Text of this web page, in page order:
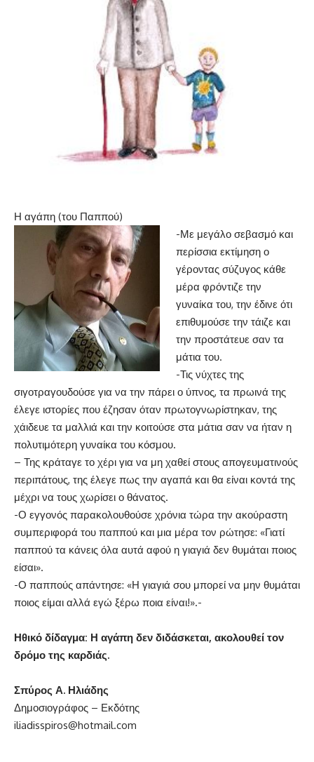
Η αγάπη (του Παππού)
-Με μεγάλο σεβασμό και
περίσσια εκτίμηση ο
γέροντας σύζυγος κάθε
μέρα φρόντιζε την
γυναίκα του, την έδινε ότι
επιθυμούσε την τάιζε και
την προστάτευε σαν τα
μάτια του.
-Τις νύχτες της
σιγοτραγουδούσε για να την πάρει ο ύπνος, τα πρωινά της
έλεγε ιστορίες που έζησαν όταν πρωτογνωρίστηκαν, της
χάιδευε τα μαλλιά και την κοιτούσε στα μάτια σαν να ήταν η
πολυτιμότερη γυναίκα του κόσμου.
– Της κράταγε το χέρι για να μη χαθεί στους απογευματινούς
περιπάτους, της έλεγε πως την αγαπά και θα είναι κοντά της
μέχρι να τους χωρίσει ο θάνατος.
-Ο εγγονός παρακολουθούσε χρόνια τώρα την ακούραστη
συμπεριφορά του παππού και μια μέρα τον ρώτησε: «Γιατί
παππού τα κάνεις όλα αυτά αφού η γιαγιά δεν θυμάται ποιος
είσαι».
-Ο παππούς απάντησε: «Η γιαγιά σου μπορεί να μην θυμάται
ποιος είμαι αλλά εγώ ξέρω ποια είναι!».-
Ηθικό δίδαγμα: Η αγάπη δεν διδάσκεται, ακολουθεί τον
δρόμο της καρδιάς.
Σπύρος Α. Ηλιάδης
Δημοσιογράφος – Εκδότης
iliadisspiros@hotmail.com